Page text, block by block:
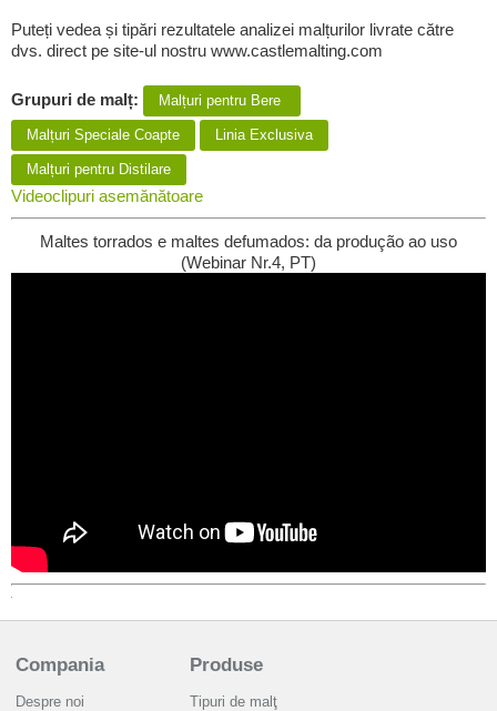
Puteți vedea și tipări rezultatele analizei malțurilor livrate către
dvs. direct pe site-ul nostru www.castlemalting.com
Grupuri de malț: Malțuri pentru Bere
Malțuri Speciale Coapte Linia Exclusiva
Malțuri pentru Distilare
Videoclipuri asemănătoare
Maltes torrados e maltes defumados: da produção ao uso
(Webinar Nr.4, PT)
Compania
Despre noi
Produse
Tipuri de malţ